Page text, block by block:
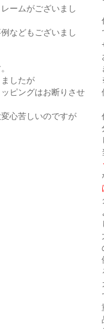
ームがございまし
などもございまし
したが
ピングはお断りさせ
心苦しいのですが